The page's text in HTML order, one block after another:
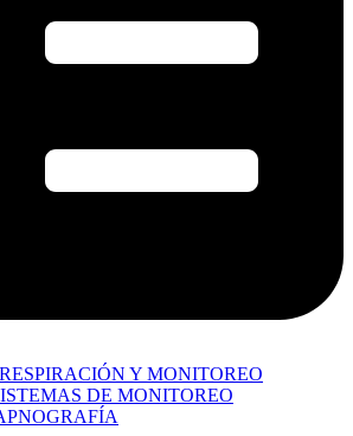
RESPIRACIÓN Y MONITOREO
DE MONITOREO